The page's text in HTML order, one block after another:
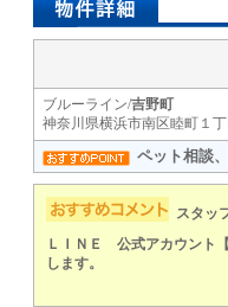
ブルーライン/吉野町
神奈川県横浜市南区睦町１丁
ペット相談
スタッ
ＬＩＮＥ 公式アカウント
します。